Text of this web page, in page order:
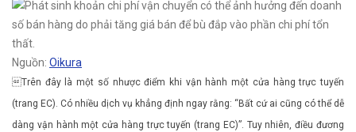
Nguồn: Oikura
Trên đây là một số nhược điểm khi vận hành một cửa hàng trực tuyến
(trang EC). Có nhiều dịch vụ khẳng định ngay rằng: “Bất cứ ai cũng có thể dễ
dàng vận hành một cửa hàng trực tuyến (trang EC)”. Tuy nhiên, điều đương